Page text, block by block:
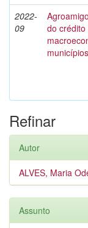
2022-
09
do
municípios
Refinar
Autor
ALVES, Maria
Assunto